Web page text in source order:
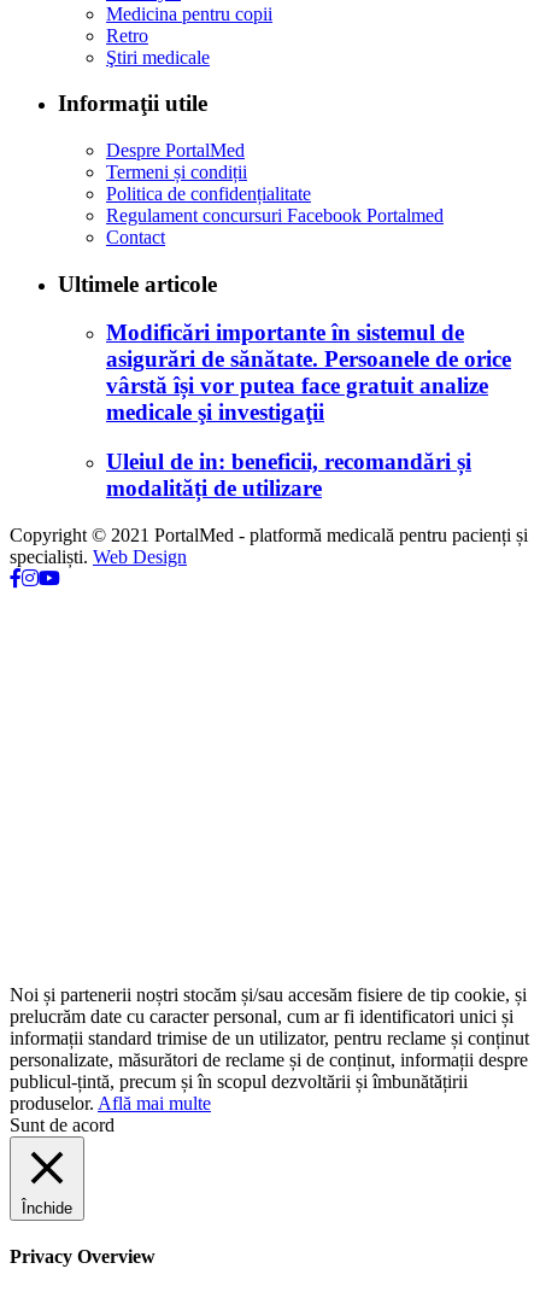
Medicina pentru copii
Retro
Ştiri medicale
Informaţii utile
Despre PortalMed
Termeni și condiții
Politica de confidențialitate
Regulament concursuri Facebook Portalmed
Contact
Ultimele articole
Modificări importante în sistemul de
asigurări de sănătate. Persoanele de orice
vârstă își vor putea face gratuit analize
medicale şi investigaţii
Uleiul de in: beneficii, recomandări și
modalități de utilizare
Copyright © 2021 PortalMed - platformă medicală pentru pacienți și
specialiști. Web Design
Noi și partenerii noștri stocăm și/sau accesăm fisiere de tip cookie, și
prelucrăm date cu caracter personal, cum ar fi identificatori unici și
informații standard trimise de un utilizator, pentru reclame și conținut
personalizate, măsurători de reclame și de conținut, informații despre
publicul-țintă, precum și în scopul dezvoltării și îmbunătățirii
produselor. Află mai multe
Sunt de acord
Închide
Privacy Overview